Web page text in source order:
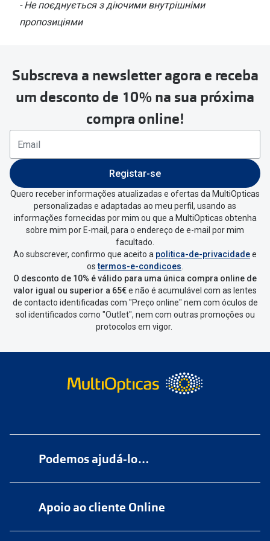
- Не поєднується з діючими внутрішніми
пропозиціями
Subscreva a newsletter agora e receba
um desconto de 10% na sua próxima
compra online!
Registar-se
Quero receber informações atualizadas e ofertas da MultiOpticas
personalizadas e adaptadas ao meu perfil, usando as
informações fornecidas por mim ou que a MultiOpticas obtenha
sobre mim por E-mail, para o endereço de e-mail por mim
facultado.
Ao subscrever, confirmo que aceito a politica-de-privacidadee
ostermos-e-condicoes.
O desconto de 10% é válido para uma única compra online de
valor igual ou superior a 65€e não é acumulável com as lentes
de contacto identificadas com "Preço online" nem com óculos de
sol identificados como "Outlet", nem com outras promoções ou
protocolos em vigor.
Podemos ajudá-lo…
Apoio ao cliente Online